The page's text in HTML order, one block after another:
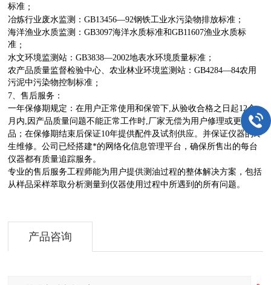
标准 ；
冶炼行业废水监测 ：GB13456—92钢铁工业水污染物排放标准 ；
海洋渔业水质监测 ：GB3097海洋水质标准和GB11607渔业水质标
准 ；
水文环境监测站 ：GB3838—2002地表水环境质量标准 ；
农产品质量监督检验中心、农业林业环境监测站 ：GB4284—84农用
污泥中污染物控制标准 ；
7、售后服务：
一年保修期规定：在用户正常使用和保管下,从验收合格之日起12个
月内,因产品质量问题不能正常工作时,厂家无偿为用户修理或更换产
品；在保修期结束后保证10年提供配件及试剂供应。并保证仪器的终
生维修。公司已经搭建*的网络化信息管理平台，确保所售出的每台
仪器都有质量追踪服务。
专业的售后服务工程师能为用户提供测油过程的整体解决方案，包括
从样品采样萃取分析测量到仪器使用过程中所遇到的所有问题。
产品咨询